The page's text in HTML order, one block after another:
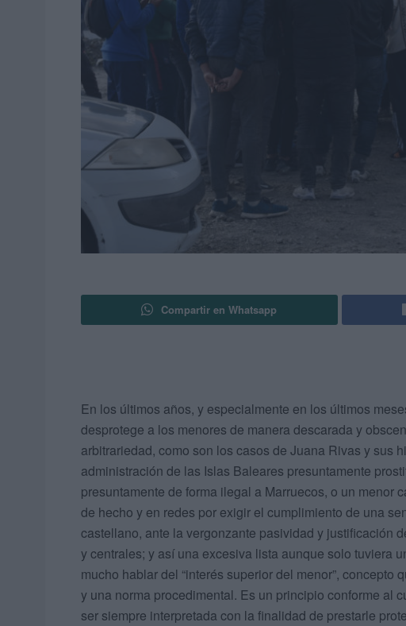
Compartir en Whatsapp
En los últimos años, y especialmente en los últimos
desprotege a los menores de manera descarada y
arbitrariedad, como son los casos de Juana Rivas y sus
administración de las Islas Baleares presuntamente
presuntamente de forma ilegal a Marruecos, o un menor
de hecho y en redes por exigir el cumplimiento de una
castellano, ante la vergonzante pasividad y justificación
y centrales; y así una excesiva lista aunque solo tuviera
mucho hablar del “interés superior del menor”,
y una norma procedimental. Es un principio conforme al
ser siempre interpretada con la finalidad de prestarle